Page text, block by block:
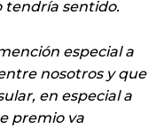
tendría sentido.
especial a
nosotros y que
en especial a
premio va